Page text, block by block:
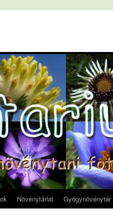
Növénytárlat Gyógynövénytár